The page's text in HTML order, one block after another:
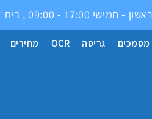
ראשון - חמישי 17:00 - 09:00 , בית ברל
מסמכים גריסה OCR מחירים